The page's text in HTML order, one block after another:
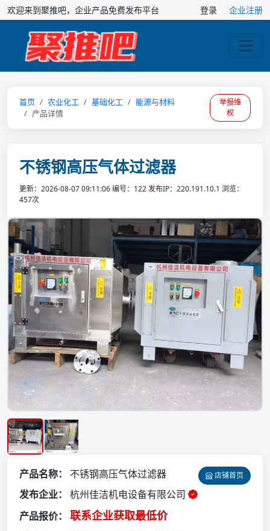
欢迎来到聚推吧，企业产品免费发布平台 登录 企业注册
首页 农业化工 基础化工
能源与材料
产品详情
举报维
权
不锈钢高压气体过滤器
更新：2026-08-07 09:11:06编号：122发布IP：220.191.10.1 浏览：
457次
店铺首页
产品名称：
不锈钢高压气体过滤器
发布企业：
杭州佳洁机电设备有限公司
产品报价：
联系企业获取最低价